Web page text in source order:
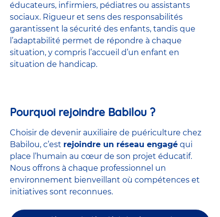
éducateurs, infirmiers, pédiatres ou assistants
sociaux. Rigueur et sens des responsabilités
garantissent la sécurité des enfants, tandis que
l’adaptabilité permet de répondre à chaque
situation, y compris l’accueil d’un enfant en
situation de handicap.
Pourquoi rejoindre Babilou ?
Choisir de devenir auxiliaire de puériculture chez
Babilou, c’est rejoindre un réseau engagé qui
place l’humain au cœur de son projet éducatif.
Nous offrons à chaque professionnel un
environnement bienveillant où compétences et
initiatives sont reconnues.